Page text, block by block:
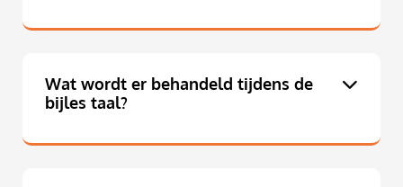
Wat wordt er behandeld tijdens de
bijles taal?